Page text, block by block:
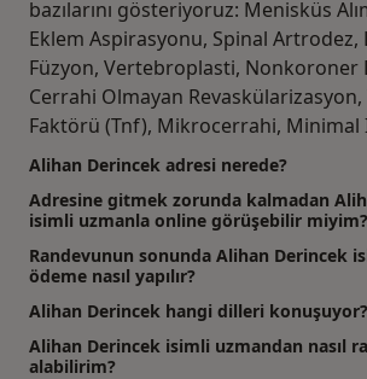
bazılarını gösteriyoruz: Menisküs
Eklem Aspirasyonu, Spinal Artrodez,
Füzyon, Vertebroplasti, Nonkoroner
Cerrahi Olmayan
Faktörü (Tnf), Mikrocerrahi, Minimal
Alihan Derincek adresi nerede?
Adresine gitmek zorunda kalmadan
isimli uzmanla online görüşebilir miyim?
Randevunun sonunda Alihan Derincek
ödeme nasıl yapılır?
Alihan Derincek hangi dilleri konuşuyor?
Alihan Derincek isimli uzmandan nasıl
alabilirim?